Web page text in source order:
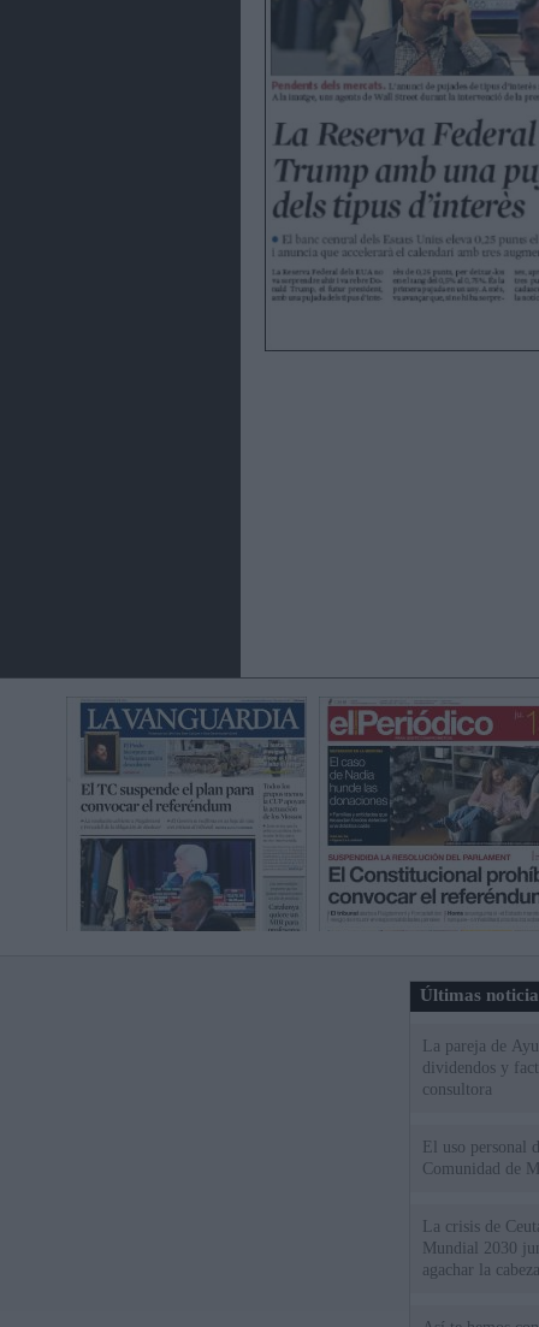
Últimas
La pareja de
dividendos y
consultora
El uso personal
Comunidad de
La crisis de
Mundial 2030
agachar la